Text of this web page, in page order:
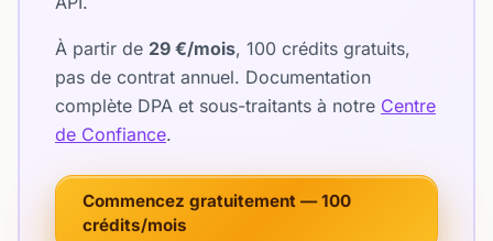
À partir de 29 €/mois, 100 crédits gratuits,
pas de contrat annuel. Documentation
complète DPA et sous-traitants à notre Centre
de Confiance.
Commencez gratuitement — 100
crédits/mois